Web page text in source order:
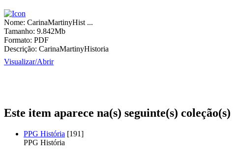
Nome: CarinaMartinyHist ...
Tamanho: 9.842Mb
Formato: PDF
Descrição: CarinaMartinyHistoria
Visualizar/Abrir
Este item aparece na(s) seguinte(s) coleção(s)
PPG História [191]
PPG História